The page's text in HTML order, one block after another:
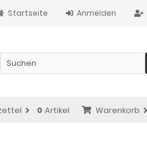
Anmelden
Startseite
Warenkorb
0 Artikel